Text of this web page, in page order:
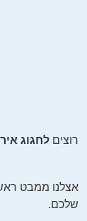
רוצים לחגוג
אצלנו ממבט
שלכם.